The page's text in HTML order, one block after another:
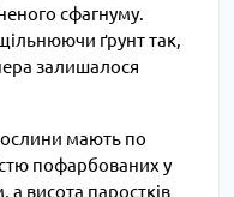
сфагнуму.
ґрунт так,
залишалося
мають по
пофарбованих у
а висота паростків